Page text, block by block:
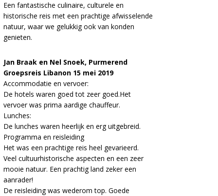
Een fantastische culinaire, culturele en
historische reis met een prachtige afwisselende
natuur, waar we gelukkig ook van konden
genieten.
Jan Braak en Nel Snoek, Purmerend
Groepsreis Libanon 15 mei 2019
Accommodatie en vervoer:
De hotels waren goed tot zeer goed.Het
vervoer was prima aardige chauffeur.
Lunches:
De lunches waren heerlijk en erg uitgebreid.
Programma en reisleiding
Het was een prachtige reis heel gevarieerd.
Veel cultuurhistorische aspecten en een zeer
mooie natuur. Een prachtig land zeker een
aanrader!
De reisleiding was wederom top. Goede